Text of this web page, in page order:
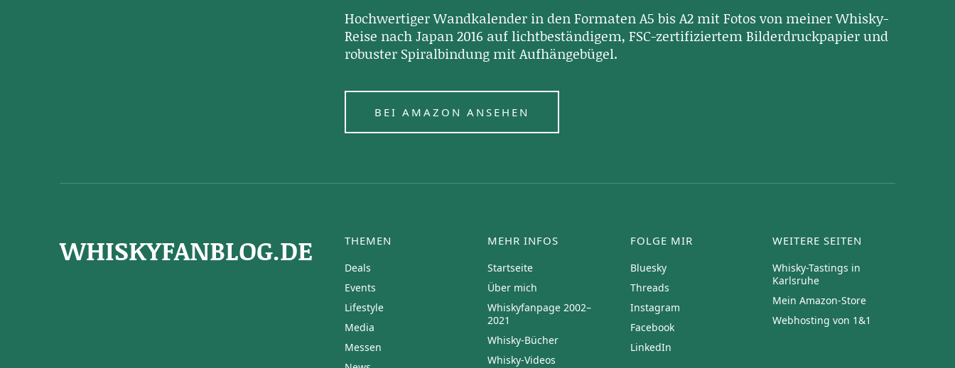
Hochwertiger Wandkalender in den Formaten A5 bis A2 mit Fotos von meiner Whisky-
Reise nach Japan 2016 auf lichtbeständigem, FSC-zertifiziertem Bilderdruckpapier und
robuster Spiralbindung mit Aufhängebügel.
BEI AMAZON ANSEHEN
WHISKYFANBLOG.DE THEMEN
Deals
Events
Lifestyle
Media
Messen
MEHR INFOS
Startseite
Über mich
Whiskyfanpage 2002–
2021
Whisky-Bücher
Whisky-Videos
FOLGE MIR
Bluesky
Threads
Instagram
Facebook
LinkedIn
WEITERE SEITEN
Whisky-Tastings in
Karlsruhe
Mein Amazon-Store
Webhosting von 1&1